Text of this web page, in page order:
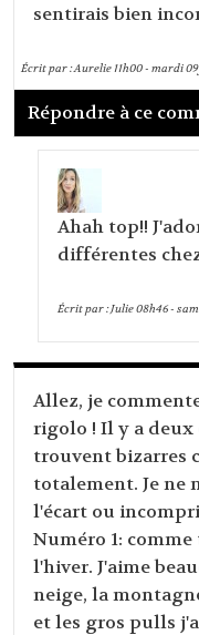
sentirais bien
Écrit par :Aurelie11h00-mardi 09
Répondre à ce
Ahah top!!
différentes
Écrit par :Julie08h46-
Allez, je
rigolo ! Il y a deux
trouvent bizarres
totalement. Je ne
l'écart ou
Numéro 1:
l'hiver. J'aime
neige, la
et les gros pulls